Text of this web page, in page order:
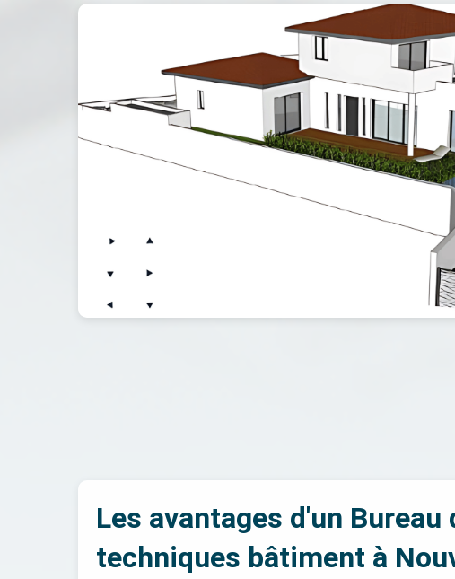
Les avantages d'un Bureau
techniques bâtiment à